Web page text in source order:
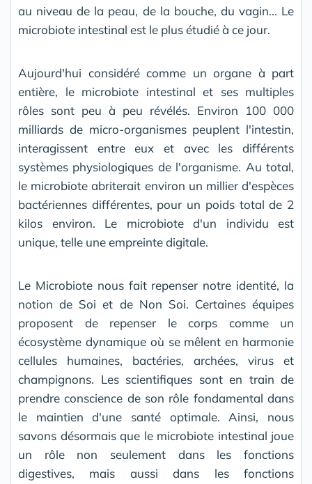
au niveau de la peau, de la bouche, du vagin... Le
microbiote intestinal est le plus étudié à ce jour.
Aujourd'hui considéré comme un organe à part
entière, le microbiote intestinal et ses multiples
rôles sont peu à peu révélés. Environ 100 000
milliards de micro-organismes peuplent l'intestin,
interagissent entre eux et avec les différents
systèmes physiologiques de l'organisme. Au total,
le microbiote abriterait environ un millier d'espèces
bactériennes différentes, pour un poids total de 2
kilos environ. Le microbiote d'un individu est
unique, telle une empreinte digitale.
Le Microbiote nous fait repenser notre identité, la
notion de Soi et de Non Soi. Certaines équipes
proposent de repenser le corps comme un
écosystème dynamique où se mêlent en harmonie
cellules humaines, bactéries, archées, virus et
champignons. Les scientifiques sont en train de
prendre conscience de son rôle fondamental dans
le maintien d'une santé optimale. Ainsi, nous
savons désormais que le microbiote intestinal joue
un rôle non seulement dans les fonctions
digestives, mais aussi dans les fonctions